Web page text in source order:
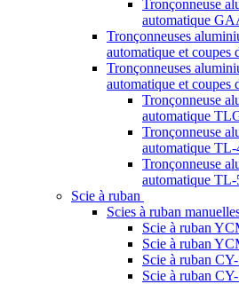
Tronçonneuse
automatique
Tronçonneuses
automatique et coupes
Tronçonneuses
automatique et coupes
Tronçonneuse
automatique
Tronçonneuse
automatique
Tronçonneuse
automatique
Scie à ruban
Scies à ruban
Scie à ruban
Scie à ruban
Scie à ruban
Scie à ruban